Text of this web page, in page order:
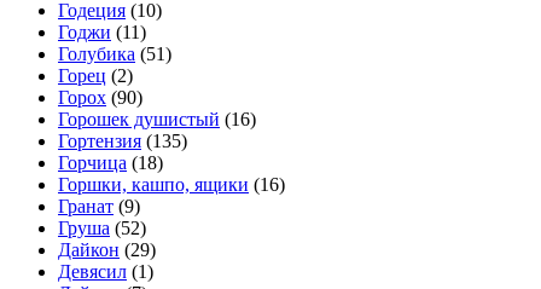
Годеция (10)
Годжи (11)
Голубика (51)
Горец (2)
Горох (90)
Горошек душистый (16)
Гортензия (135)
Горчица (18)
Горшки, кашпо, ящики (16)
Гранат (9)
Груша (52)
Дайкон (29)
Девясил (1)